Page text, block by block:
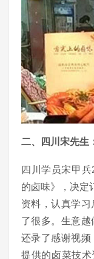
二、四川宋先生
四川学员宋甲
的卤味》，决定
资料，认真学
了很多。生意越
还录了感谢视频
提供的卤菜技